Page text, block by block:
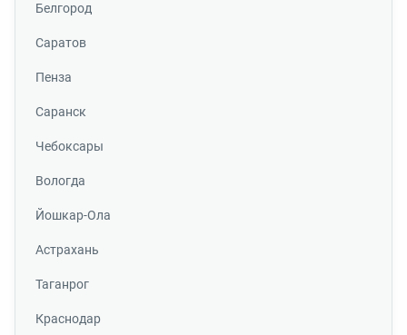
Белгород
Саратов
Пенза
Саранск
Чебоксары
Вологда
Йошкар-Ола
Астрахань
Таганрог
Краснодар